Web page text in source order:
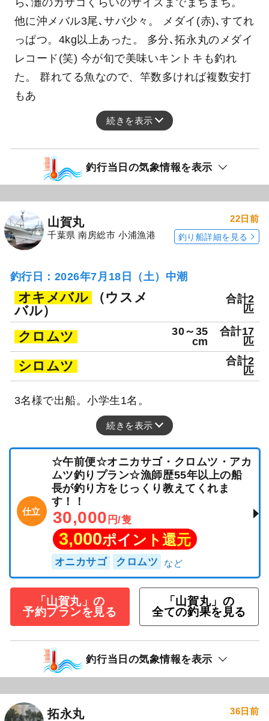
他に沖メバル3尾､サバ少々。 メダイ(赤)､すてれ
っぱつ。4kg以上あった。 多分､拓永丸のメダイ
レコード(笑) 今が旬で美味いキントキも釣れ
た。 群れてる魚なので、竿数多ければ複数安打
もあ
続きを表示
釣行当日の気象情報を表示
山賀丸
千葉県 南房総市 小浦漁港
22日前
釣り船詳細を見る
釣行日：2026年7月18日（土）中潮
オキメバル
（ウスメ
バル）
合計2
匹
クロムツ
30～35
cm
合計17
匹
シロムツ
合計2
匹
3名様で出船。小学生1名。
続きを表示
仕立
☆午前便☆オニカサゴ・クロムツ・アカ
ムツ釣りプラン☆漁師歴55年以上の船
長が釣り方をじっくり教えてくれま
す！！
30,000 円/隻
3,000ポイント還元
オニカサゴ クロムツ
「山賀丸」の
予約プランを見る
「山賀丸」の
全ての釣果を見る
釣行当日の気象情報を表示
拓永丸 36日前